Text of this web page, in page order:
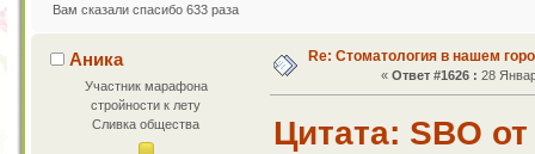
Вам сказали спасибо 633 раза
Аника
Участник марафона
стройности к лету
Сливка общества
Re: Стоматология в нашем
« Ответ #1626 : 28
Цитата: SBO